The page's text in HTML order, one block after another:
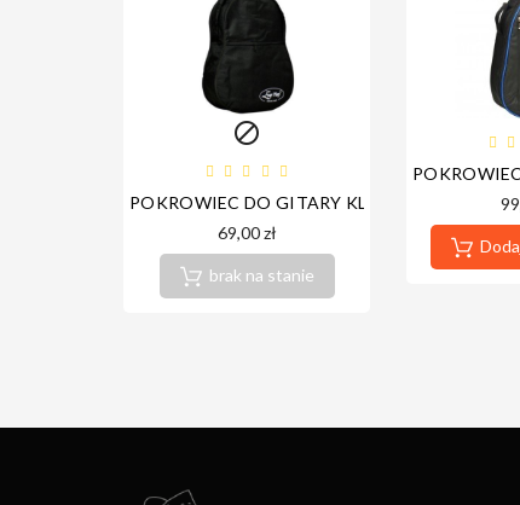

POKROWIEC DO GITARY KLASYCZNEJ 3/4
69,00 zł
brak na stanie